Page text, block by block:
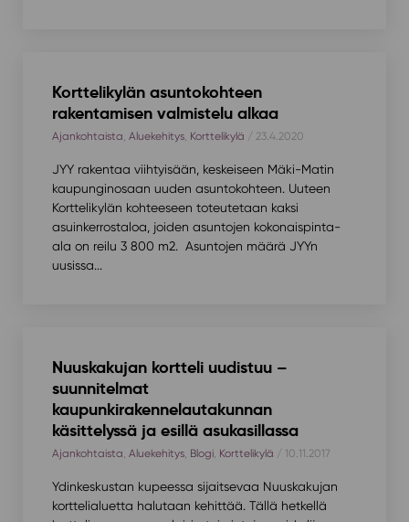
Korttelikylän asuntokohteen
rakentamisen valmistelu alkaa
Ajankohtaista, Aluekehitys, Korttelikylä / 23.4.2020
JYY rakentaa viihtyisään, keskeiseen Mäki-Matin
kaupunginosaan uuden asuntokohteen. Uuteen
Korttelikylän kohteeseen toteutetaan kaksi
asuinkerrostaloa, joiden asuntojen kokonaispinta-
ala on reilu 3 800 m2. Asuntojen määrä JYYn
uusissa...
Nuuskakujan kortteli uudistuu –
suunnitelmat
kaupunkirakennelautakunnan
käsittelyssä ja esillä asukasillassa
Ajankohtaista, Aluekehitys, Blogi, Korttelikylä / 10.11.2017
Ydinkeskustan kupeessa sijaitsevaa Nuuskakujan
korttelialuetta halutaan kehittää. Tällä hetkellä